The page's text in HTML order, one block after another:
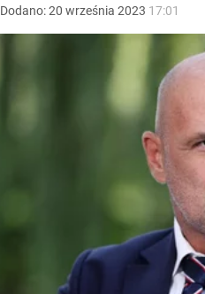
Dodano:20 września 2023 17:01